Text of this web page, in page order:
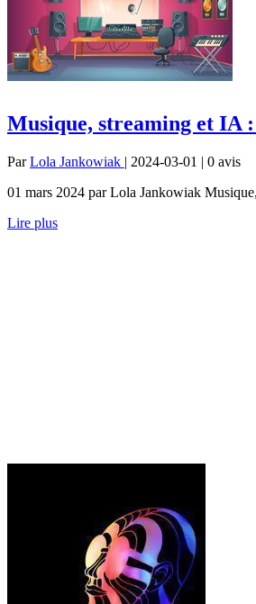
Musique, streaming et IA
ParLola Jankowiak | 2024-03-01 | 0 avis
01 mars 2024 par Lola Jankowiak
Lire plus